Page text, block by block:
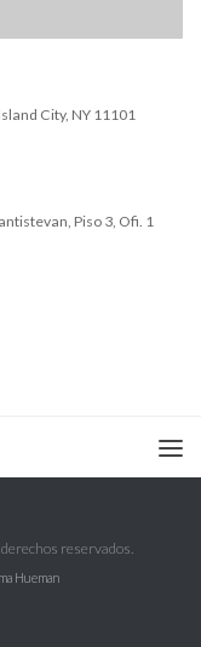
City, NY 11101
Piso 3, Ofi. 1
reservados.
Hueman